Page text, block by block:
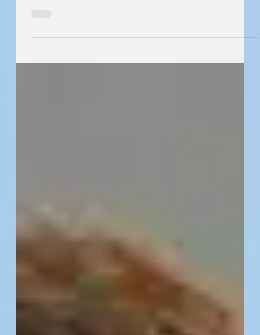
Lehramt studieren. Lukas hält...